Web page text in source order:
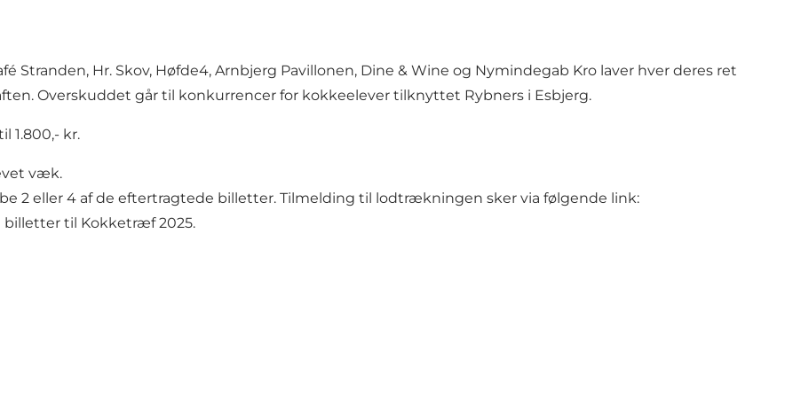
Stranden, Hr. Skov, Høfde4, Arnbjerg Pavillonen, Dine & Wine og Nymindegab Kro laver hver deres ret
Overskuddet går til konkurrencer for kokkeelever tilknyttet Rybners i Esbjerg.
1.800,- kr.
væk.
2 eller 4 af de eftertragtede billetter. Tilmelding til lodtrækningen sker via følgende link:
til Kokketræf 2025.